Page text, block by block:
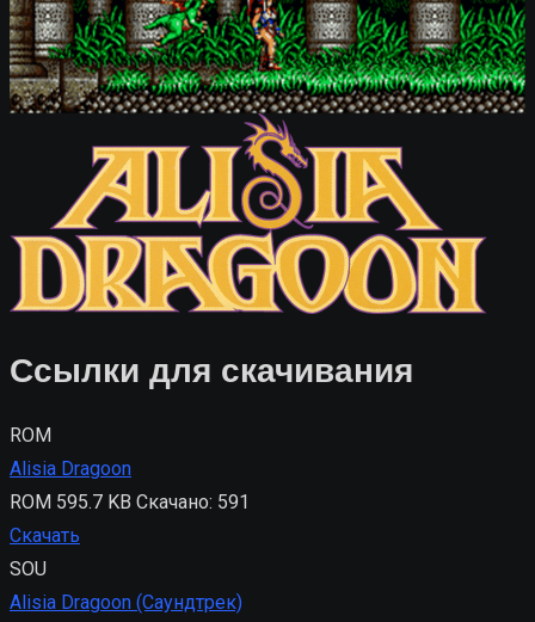
Ссылки для скачивания
ROM
Alisia Dragoon
ROM 595.7 KB Скачано: 591
Скачать
SOU
Alisia Dragoon (Саундтрек)